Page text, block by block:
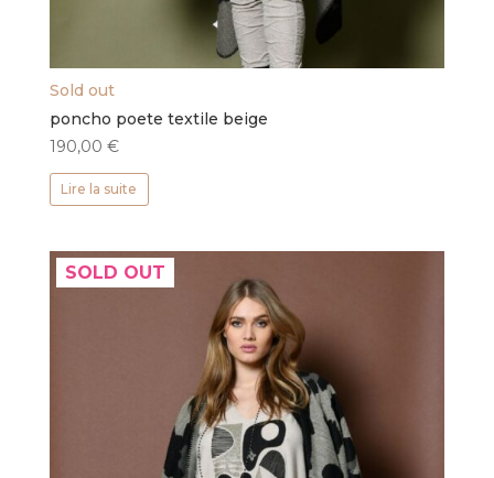
Sold out
poncho poete textile beige
190,00 €
Lire la suite
SOLD OUT